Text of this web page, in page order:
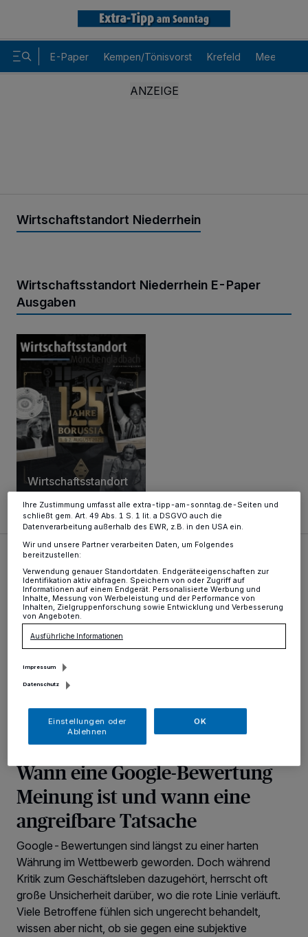
E-Paper Kempen/Tönisvorst Krefeld Meerbusch
Wirtschaftstandort Niederrhein
Wirtschaftsstandort Niederrhein E-Paper
Ausgaben
Wirtschaftsstandort
Wann eine Google-Bewertung Meinung ist und wann
Wann eine Google-Bewertung
Meinung ist und wann eine
angreifbare Tatsache
Google-Bewertungen sind längst zu einer harten
Währung im Wettbewerb geworden. Doch während
Kritik zum Geschäftsleben dazugehört, herrscht oft
große Unsicherheit darüber, wo die rote Linie verläuft.
Viele Betroffene fühlen sich ungerecht behandelt,
wissen aber nicht, ob sie gegen eine subjektive
-Partner speichern und greifen auf
personenbezogene Daten wie Browserdaten oder eindeutige
Kennungen auf Ihrem Gerät zu. Durch Auswahl von OK aktivieren Sie
Tracking-Technologien für die unter „Wir und unsere Partner
verarbeiten Daten, um Ihnen Dienste bereitzustellen“ aufgeführten
Zwecke. Wenn Tracker deaktiviert sind, sind manche Inhalte und
Anzeigen möglicherweise nicht mehr so relevant für Sie. Sie können
dieses Menü jederzeit wieder aufrufen, um Ihre Einstellungen zu
ändern oder Ihre Einwilligung zu widerrufen, indem Sie auf den Link
Einstellungen oder Ablehnen am unteren Rand der Webseite klicken.
Ihre Einstellungen gelten innerhalb unseres Website. Weitere
Informationen finden Sie in unserer Datenschutzerklärung.
Ihre Zustimmung umfasst alle extra-tipp-am-sonntag.de-Seiten und
schließt gem. Art. 49 Abs. 1 S. 1 lit. a DSGVO auch die
Datenverarbeitung außerhalb des EWR, z.B. in den USA ein.
Wir und unsere Partner verarbeiten Daten, um Folgendes
bereitzustellen:
Verwendung genauer Standortdaten. Endgeräteeigenschaften zur
Identifikation aktiv abfragen. Speichern von oder Zugriff auf
Informationen auf einem Endgerät. Personalisierte Werbung und
Inhalte, Messung von Werbeleistung und der Performance von
Inhalten, Zielgruppenforschung sowie Entwicklung und Verbesserung
von Angeboten.
Ausführliche Informationen
Impressum
Datenschutz
Einstellungen oder
Ablehnen
OK